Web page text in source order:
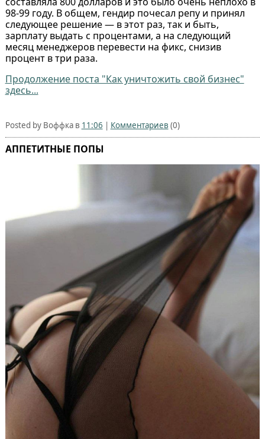
98-99 году. В общем, гендир почесал репу и принял
следующее решение — в этот раз, так и быть,
зарплату выдать с процентами, а на следующий
месяц менеджеров перевести на фикс, снизив
процент в три раза.
Продолжение поста "Как уничтожить свой бизнес"
здесь...
Posted by Воффка в 11:06 | Комментариев (0)
АППЕТИТНЫЕ ПОПЫ